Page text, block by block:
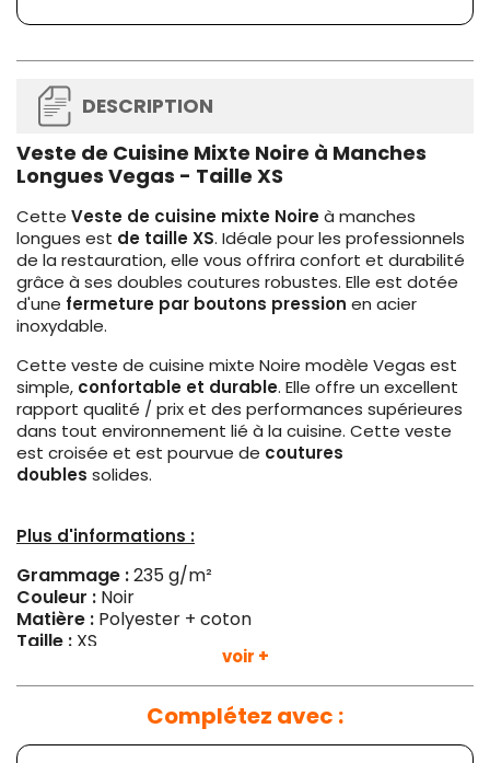
DESCRIPTION
Veste de Cuisine Mixte Noire à Manches
Longues Vegas - Taille XS
Cette Veste de cuisine mixte Noireà manches
longues est de taille XS. Idéale pour les professionnels
de la restauration, elle vous offrira confort et durabilité
grâce à ses doubles coutures robustes. Elle est dotée
d'une fermeture par boutons pression en acier
inoxydable.
Cette veste de cuisine mixte Noire modèle Vegas est
simple, confortable et durable. Elle offre un excellent
rapport qualité / prix et des performances supérieures
dans tout environnement lié à la cuisine. Cette veste
est croisée et est pourvue de coutures
doubles solides.
Plus d'informations :
Grammage :235 g/m²
Couleur : Noir
Matière : Polyester + coton
Taille : XS
voir +
Complétez avec :